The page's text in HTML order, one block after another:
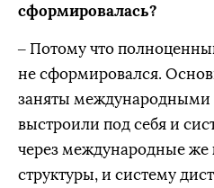
сформировалась?
– Потому что
не сформировался.
заняты международными
выстроили под себя и
через международные же
структуры, и систему